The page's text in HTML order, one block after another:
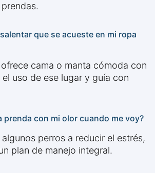
que se acueste en mi ropa
cama o manta cómoda con
uso de ese lugar y guía con
prenda con mi olor cuando me voy?
perros a reducir el estrés,
plan de manejo integral.